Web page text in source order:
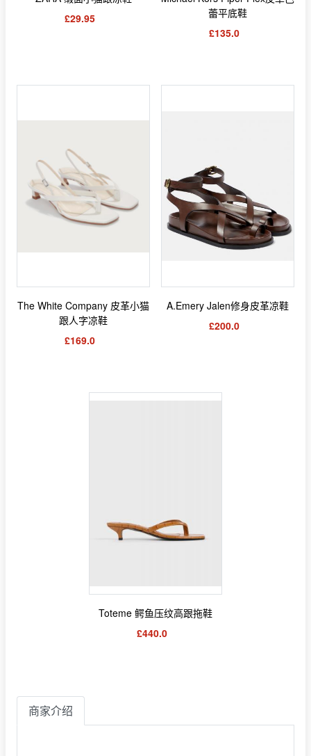
£29.95
蕾平底鞋
£135.0
The White Company 皮革小猫
跟人字凉鞋
£169.0
A.Emery Jalen修身皮革凉鞋
£200.0
Toteme 鳄鱼压纹高跟拖鞋
£440.0
商家介绍